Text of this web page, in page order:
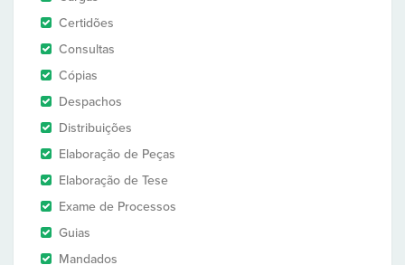
Certidões
Consultas
Cópias
Despachos
Distribuições
Elaboração de Peças
Elaboração de Tese
Exame de Processos
Guias
Mandados